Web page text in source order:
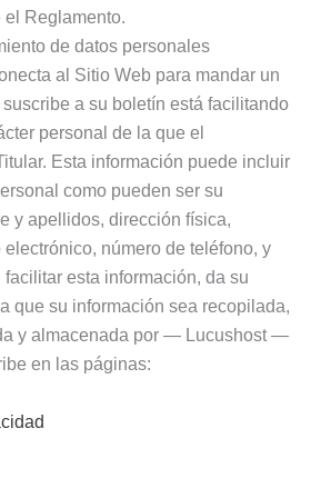
Reglamento.
de datos personales
al Sitio Web para mandar un
a su boletín está facilitando
personal de la que el
Esta información puede incluir
como pueden ser su
y apellidos, dirección física,
número de teléfono, y
esta información, da su
que su información sea recopilada,
y almacenada por — Lucushost —
en las páginas: